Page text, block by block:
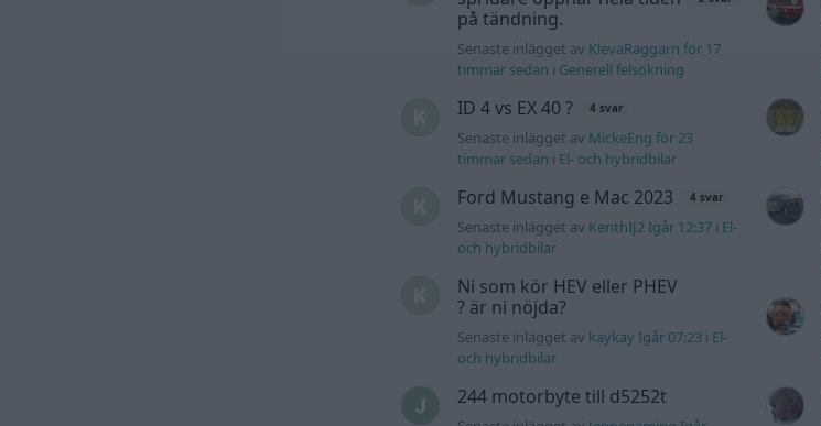
på tändning.
Senaste inlägget av KlevaRaggarn för 17
timmar sedan i Generell felsökning
ID 4 vs EX 40 ? 4 svar
Senaste inlägget av MickeEng för 23
timmar sedan i El- och hybridbilar
Ford Mustang e Mac 2023 4 svar
Senaste inlägget av KenthIJ2 Igår 12:37 i El-
och hybridbilar
Ni som kör HEV eller PHEV
? är ni nöjda?
Senaste inlägget av kaykay Igår 07:23 i El-
och hybridbilar
244 motorbyte till d5252t